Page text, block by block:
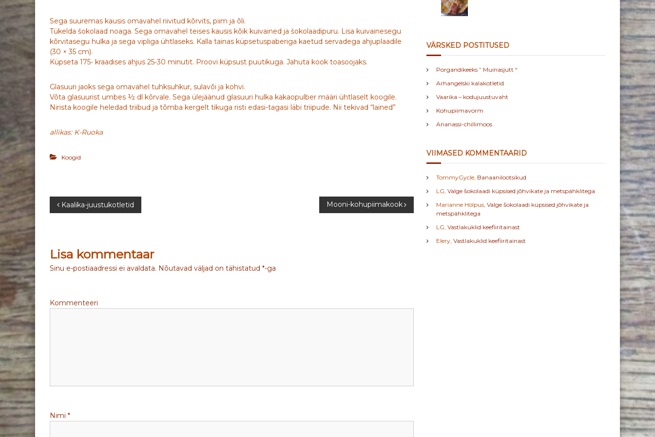
Sega suuremas kausis omavahel riivitud kõrvits, piim ja õli.
Tükelda šokolaad noaga. Sega omavahel teises kausis kõik kuivained ja šokolaadipuru. Lisa kuivainesegu
kõrvitasegu hulka ja sega vipliga ühtlaseks. Kalla tainas küpsetuspaberiga kaetud servadega ahjuplaadile
(30 × 35 cm).
Küpseta 175- kraadises ahjus 25-30 minutit. Proovi küpsust puutikuga. Jahuta kook toasoojaks.
Glasuuri jaoks sega omavahel tuhksuhkur, sulavõi ja kohvi.
Võta glasuurist umbes ½ dl kõrvale. Sega ülejäänud glasuuri hulka kakaopulber määri ühtlaselt koogile.
Nirista koogile heledad triibud ja tõmba kergelt tikuga risti edasi-tagasi läbi triipude. Nii tekivad “lained”
allikas: K-Ruoka
Koogid
N
v
i
i
i
Kaalika-juustukotletid Mooni-kohupiimakook
Lisa kommentaar
Sinu e-postiaadressi ei avaldata. Nõutavad väljad on tähistatud *-ga
Kommenteeri
Nimi *
VÄRSKED POSTITUSED
Porgandikeeks ” Muinasjutt “
Arhangelski kalakotletid
Vaarika – kodujuustuvaht
Kohupiimavorm
Ananassi-chillimoos
VIIMASED KOMMENTAARID
TommyGycle, Banaanilootsikud
LG, Valge šokolaadi küpsised jõhvikate ja metspähklitega
Marianne Hölpus, Valge šokolaadi küpsised jõhvikate ja
metspähklitega
LG, Vastlakuklid keefiiritainast
Elery, Vastlakuklid keefiiritainast